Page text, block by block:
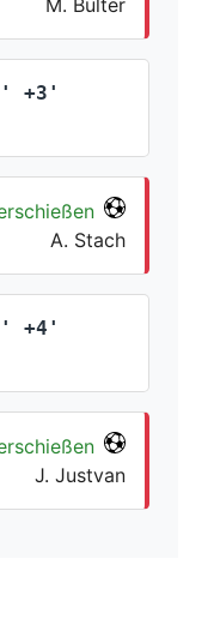
+3'
A. Stach
+4'
J. Justvan